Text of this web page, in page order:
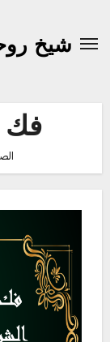
المحتوىشيخ
فك